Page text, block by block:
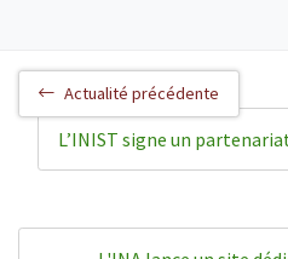
Actualité précédente
L’INIST signe un